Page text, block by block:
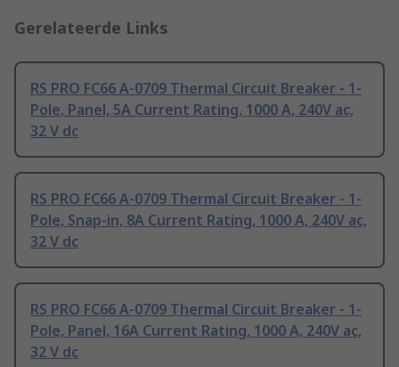
Gerelateerde Links
RS PRO FC66 A-0709 Thermal Circuit Breaker - 1-
Pole, Panel, 5A Current Rating, 1000 A, 240V ac,
32 V dc
RS PRO FC66 A-0709 Thermal Circuit Breaker - 1-
Pole, Snap-in, 8A Current Rating, 1000 A, 240V ac,
32 V dc
RS PRO FC66 A-0709 Thermal Circuit Breaker - 1-
Pole, Panel, 16A Current Rating, 1000 A, 240V ac,
32 V dc